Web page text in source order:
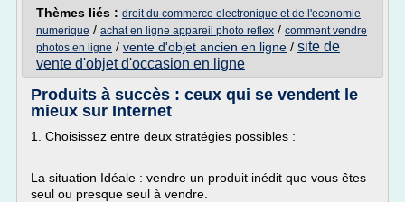
Thèmes liés : droit du commerce electronique et de l'economie
numerique / achat en ligne appareil photo reflex / comment vendre
photos en ligne / vente d'objet ancien en ligne / site de
vente d'objet d'occasion en ligne
Produits à succès : ceux qui se vendent le
mieux sur Internet
1. Choisissez entre deux stratégies possibles :
La situation Idéale : vendre un produit inédit que vous êtes
seul ou presque seul à vendre.